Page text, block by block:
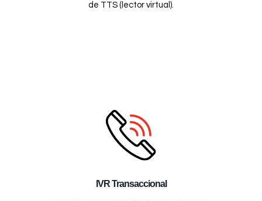
de TTS (lector virtual).
IVR Transaccional